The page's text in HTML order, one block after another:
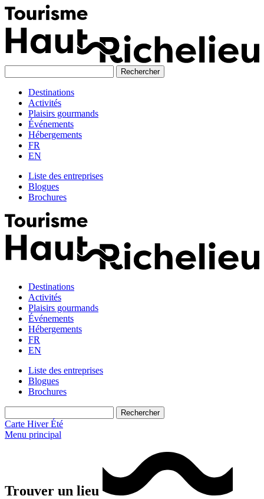
Skip
to
content
Destinations
Activités
Plaisirs gourmands
Événements
Hébergements
FR
EN
Liste des entreprises
Blogues
Brochures
Destinations
Activités
Plaisirs gourmands
Événements
Hébergements
FR
EN
Liste des entreprises
Blogues
Brochures
Carte Hiver Été
Menu principal
Trouver un lieu